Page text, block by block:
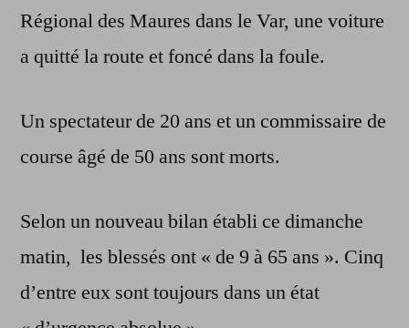
Régional des Maures dans le Var, une voiture
a quitté la route et foncé dans la foule.
Un spectateur de 20 ans et un commissaire de
course âgé de 50 ans sont morts.
Selon un nouveau bilan établi ce dimanche
matin, les blessés ont « de 9 à 65 ans ». Cinq
d’entre eux sont toujours dans un état